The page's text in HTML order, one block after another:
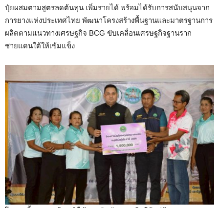
ปุ๋ยผสมตามสูตรลดต้นทุน เพิ่มรายได้ พร้อมได้รับการสนับสนุนจาก
การยางแห่งประเทศไทย พัฒนาโครงสร้างพื้นฐานและมาตรฐานการ
ผลิตตามแนวทางเศรษฐกิจ BCG ขับเคลื่อนเศรษฐกิจฐานราก
ชายแดนใต้ให้เข้มแข็ง